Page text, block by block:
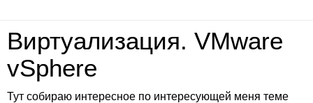
Виртуализация. VMware
vSphere
Тут собираю интересное по интересующей меня теме